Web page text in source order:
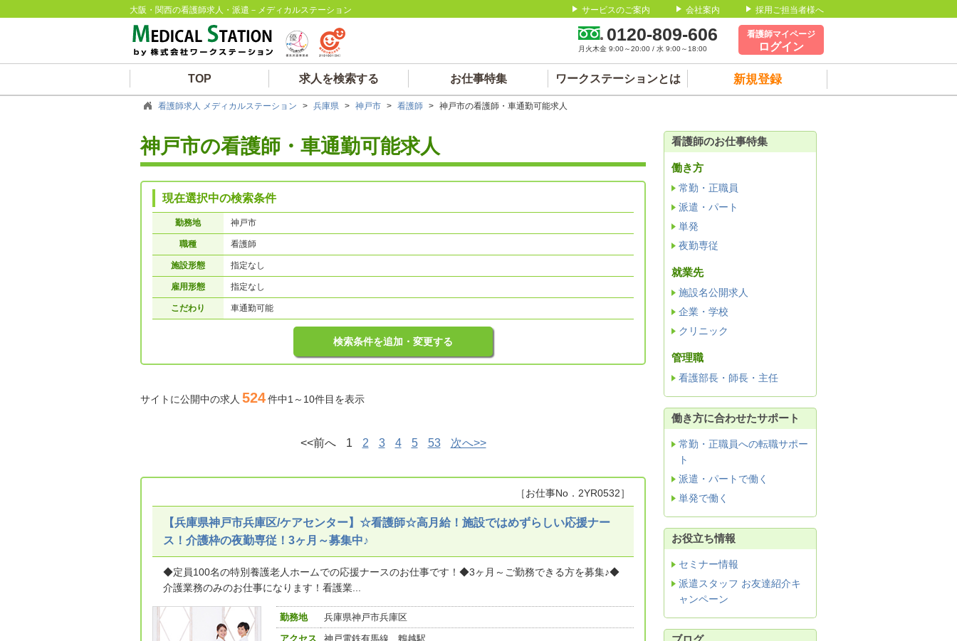
大阪・関西の看護師求人・派遣－メディカルステーション サービスのご案内 会社案内 採用ご担当者様へ
0120-809-606
月火木金 9:00～20:00 / 水 9:00～18:00
看護師マイページ
ログイン
TOP 求人を検索する お仕事特集 ワークステーションとは 新規登録
看護師求人 メディカルステーション > 兵庫県 > 神戸市 > 看護師 > 神戸市の看護師・車通勤可能求人
神戸市の看護師・車通勤可能求人
現在選択中の検索条件
勤務地 神戸市
職種 看護師
施設形態 指定なし
雇用形態 指定なし
こだわり 車通勤可能
検索条件を追加・変更する
サイトに公開中の求人 524件中1～10件目を表示
<<前へ 1 2 3 4 5 53 次へ>>
［お仕事No．2YR0532］
【兵庫県神戸市兵庫区/ケアセンター】☆看護師☆高月給！施設ではめずらしい応援ナー
ス！介護枠の夜勤専従！3ヶ月～募集中♪
◆定員100名の特別養護老人ホームでの応援ナースのお仕事です！◆3ヶ月～ご勤務できる方を募集♪◆
介護業務のみのお仕事になります！看護業...
勤務地
兵庫県神戸市兵庫区
アクセス
神戸電鉄有馬線 鵯越駅
看護師のお仕事特集
働き方
常勤・正職員
派遣・パート
単発
夜勤専従
就業先
施設名公開求人
企業・学校
クリニック
管理職
看護部長・師長・主任
働き方に合わせたサポート
常勤・正職員への転職サポー
ト
派遣・パートで働く
単発で働く
お役立ち情報
セミナー情報
派遣スタッフ お友達紹介キ
ャンペーン